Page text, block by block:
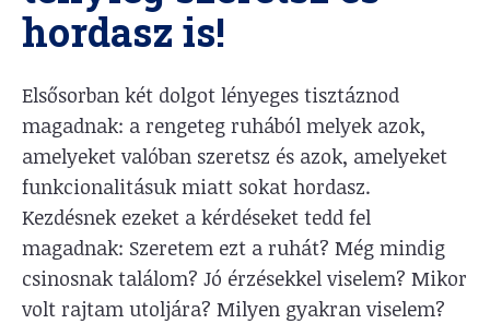
hordasz is!
Elsősorban két dolgot lényeges tisztáznod
magadnak: a rengeteg ruhából melyek azok,
amelyeket valóban szeretsz és azok, amelyeket
funkcionalitásuk miatt sokat hordasz.
Kezdésnek ezeket a kérdéseket tedd fel
magadnak: Szeretem ezt a ruhát? Még mindig
csinosnak találom? Jó érzésekkel viselem? Mikor
volt rajtam utoljára? Milyen gyakran viselem?